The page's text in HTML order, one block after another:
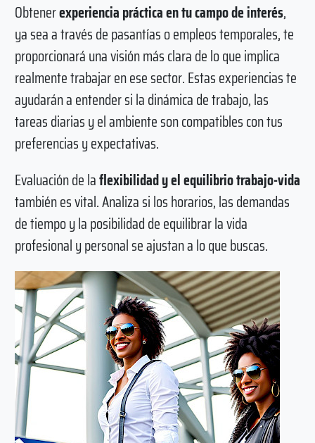
Obtenerexperiencia práctica en tu campo de interés,
ya sea a través de pasantías o empleos temporales, te
proporcionará una visión más clara de lo que implica
realmente trabajar en ese sector. Estas experiencias te
ayudarán a entender si la dinámica de trabajo, las
tareas diarias y el ambiente son compatibles con tus
preferencias y expectativas.
Evaluación de laflexibilidad y el equilibrio trabajo-vida
también es vital. Analiza si los horarios, las demandas
de tiempo y la posibilidad de equilibrar la vida
profesional y personal se ajustan a lo que buscas.